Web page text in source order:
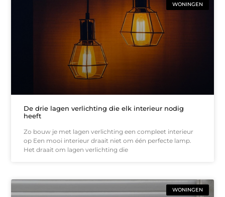
WONINGEN
De drie lagen verlichting die elk interieur nodig
heeft
Zo bouw je met lagen verlichting een compleet interieur
op Een mooi interieur draait niet om één perfecte lamp.
Het draait om lagen verlichting die
WONINGEN